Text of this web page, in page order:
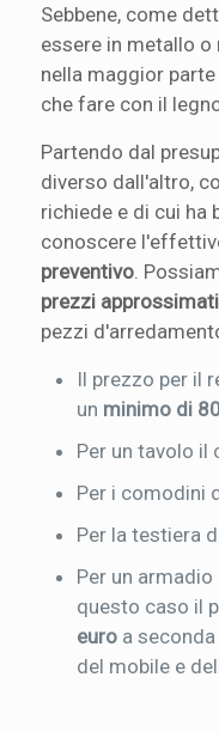
Sebbene, come
essere in metallo
nella maggior
che fare con il
Partendo dal
diverso dall'altro,
richiede e di cui ha
conoscere
preventivo.
prezzi
pezzi
Il prezzo per il
un minimo di
Per un tavolo il
Per i comodini
Per la testiera
Per un armadio
questo caso il
euroa seconda
del mobile e